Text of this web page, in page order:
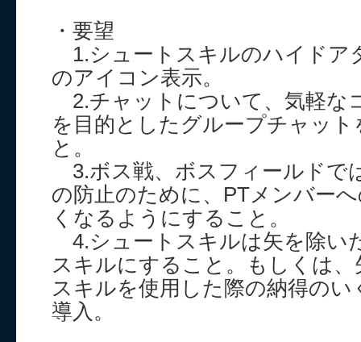
・要望
1.シュートスキルのハイドア
のアイコン表示。
2.チャットについて、気軽な
を目的としたグループチャッ
と。
3.ボス戦、ボスフィールドで
の防止のために、PTメンバー
くなるようにすること。
4.シュートスキルは矢を除い
スキルにすること。もしくは
スキルを使用した際の納得の
導入。